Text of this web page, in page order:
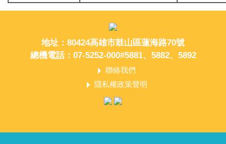
地址：80424高雄市鼓山區蓮海路70號
總機電話：07-5252-000#5881、5882、5892
聯絡我們
隱私權政策聲明